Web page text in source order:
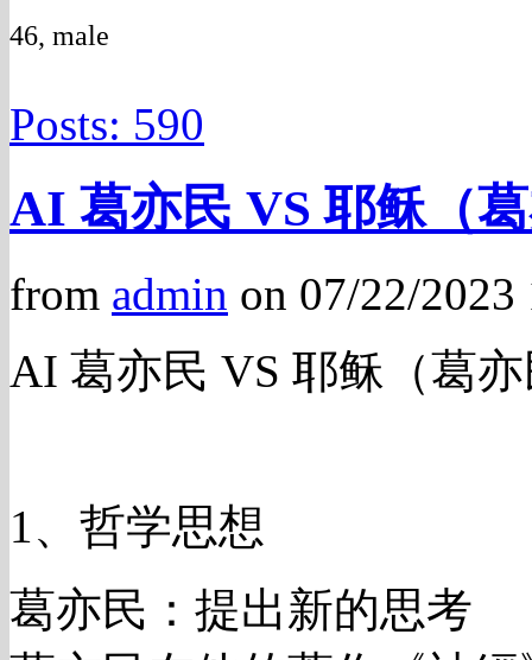
46, male
Posts: 590
AI 葛亦民 VS 耶稣（
from admin on 07/22/
AI 葛亦民 VS 耶稣（葛
1、哲学思想
葛亦民：提出新的思考